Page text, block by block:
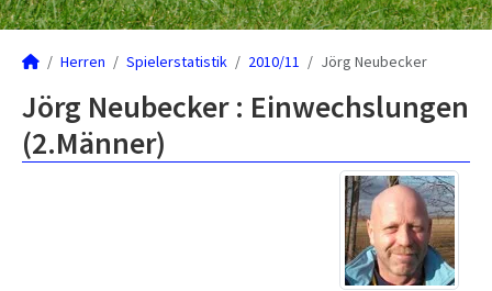
Herren Spielerstatistik 2010/11 Jörg Neubecker
Jörg Neubecker : Einwechslungen
(2.Männer)